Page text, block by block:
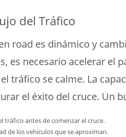
del Tráfico
road es dinámico y
es necesario acelerar
tráfico se calme. La
el éxito del cruce. Un
tráfico antes de comenzar el cruce.
de los vehículos que se aproximan.